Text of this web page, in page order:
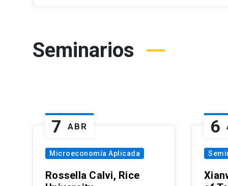
Seminarios
7 ABR
Microeconomía Aplicada
Rossella Calvi, Rice
6